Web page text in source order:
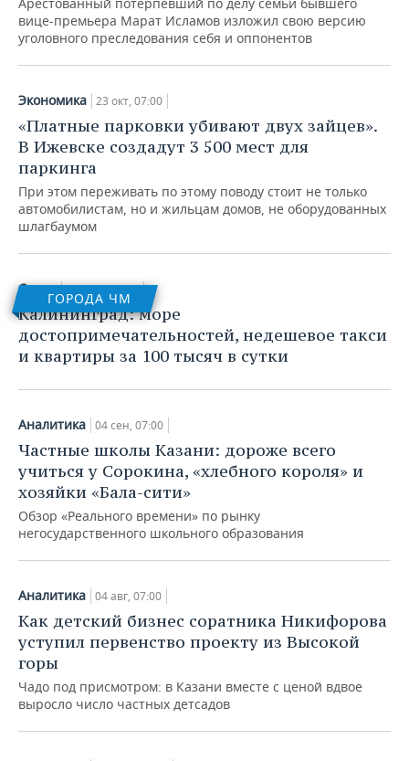
вице-премьера Марат Исламов изложил свою версию
уголовного преследования себя и оппонентов
Экономика 23 окт, 07:00
«Платные парковки убивают двух зайцев».
В Ижевске создадут 3 500 мест для
паркинга
При этом переживать по этому поводу стоит не только
автомобилистам, но и жильцам домов, не оборудованных
шлагбаумом
ГОРОДА ЧМ
Спорт 04 июн, 07:00
Калининград: море
достопримечательностей, недешевое такси
и квартиры за 100 тысяч в сутки
Аналитика 04 сен, 07:00
Частные школы Казани: дороже всего
учиться у Сорокина, «хлебного короля» и
хозяйки «Бала-сити»
Обзор «Реального времени» по рынку
негосударственного школьного образования
Аналитика 04 авг, 07:00
Как детский бизнес соратника Никифорова
уступил первенство проекту из Высокой
горы
Чадо под присмотром: в Казани вместе с ценой вдвое
выросло число частных детсадов